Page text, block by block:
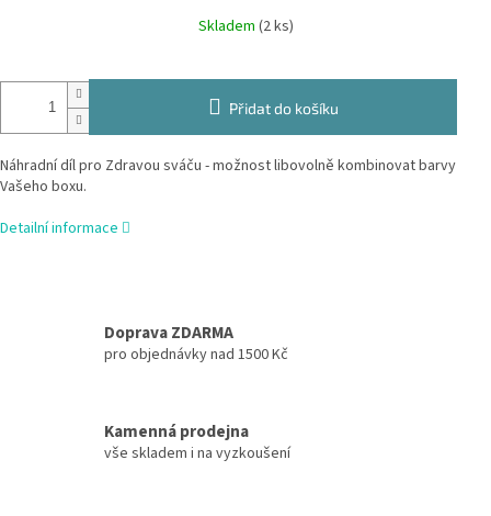
Měrná
cena:
Skladem (2 ks)
Přidat do košíku
Náhradní díl pro Zdravou sváču - možnost libovolně kombinovat barvy
Vašeho boxu.
Detailní informace
Doprava ZDARMA
pro objednávky nad 1500 Kč
Kamenná prodejna
vše skladem i na vyzkoušení